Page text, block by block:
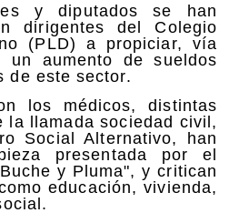
y diputados se han
dirigentes del Colegio
(PLD) a propiciar, vía
un aumento de sueldos
de este sector.
los médicos, distintas
la llamada sociedad civil,
Social Alternativo, han
presentada por el
y Pluma", y critican
educación, vivienda,